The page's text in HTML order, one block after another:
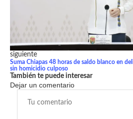
siguiente
Suma Chiapas 48 horas de saldo blanco en
sin homicidio culposo
También te puede interesar
Dejar un comentario